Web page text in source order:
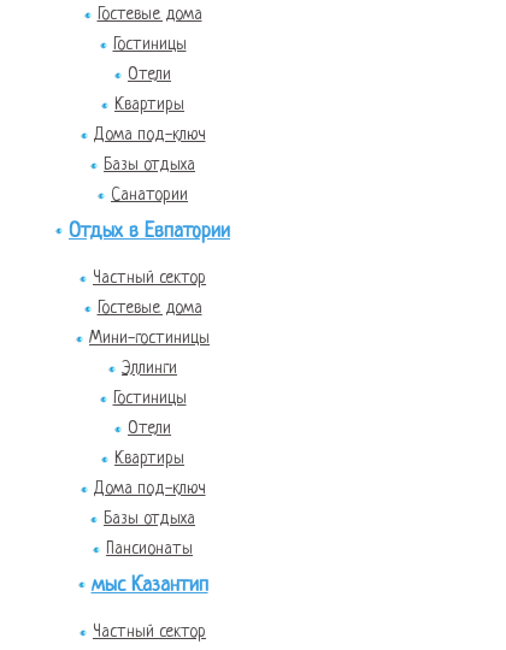
Гостевые дома
Гостиницы
Отели
Квартиры
Дома под-ключ
Базы отдыха
Санатории
Отдых в Евпатории
Частный сектор
Гостевые дома
Мини-гостиницы
Эллинги
Гостиницы
Отели
Квартиры
Дома под-ключ
Базы отдыха
Пансионаты
мыс Казантип
Частный сектор